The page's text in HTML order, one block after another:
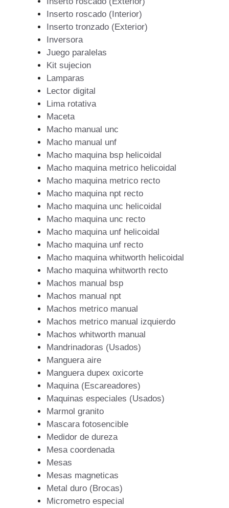
Inserto roscado (Interior)
Inserto tronzado (Exterior)
Inversora
Juego paralelas
Kit sujecion
Lamparas
Lector digital
Lima rotativa
Maceta
Macho manual unc
Macho manual unf
Macho maquina bsp helicoidal
Macho maquina metrico helicoidal
Macho maquina metrico recto
Macho maquina npt recto
Macho maquina unc helicoidal
Macho maquina unc recto
Macho maquina unf helicoidal
Macho maquina unf recto
Macho maquina whitworth helicoidal
Macho maquina whitworth recto
Machos manual bsp
Machos manual npt
Machos metrico manual
Machos metrico manual izquierdo
Machos whitworth manual
Mandrinadoras (Usados)
Manguera aire
Manguera dupex oxicorte
Maquina (Escareadores)
Maquinas especiales (Usados)
Marmol granito
Mascara fotosencible
Medidor de dureza
Mesa coordenada
Mesas
Mesas magneticas
Metal duro (Brocas)
Micrometro especial